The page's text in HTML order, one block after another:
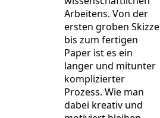
Arbeitens. Von der
ersten groben Skizze
bis zum fertigen
Paper ist es ein
langer und mitunter
komplizierter
Prozess. Wie man
dabei kreativ und